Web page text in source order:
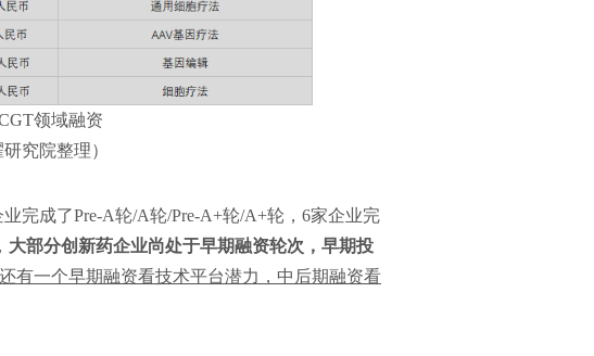
领域融资
究院整理）
完成了Pre-A轮/A轮/Pre-A+轮/A+轮，6家企业完
大部分创新药企业尚处于早期融资轮次，早期投
有一个早期融资看技术平台潜力，中后期融资看